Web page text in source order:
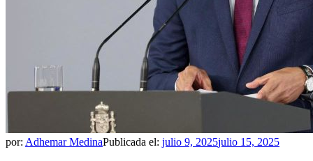
por: Adhemar MedinaPublicada el: julio 9, 2025julio 15, 2025